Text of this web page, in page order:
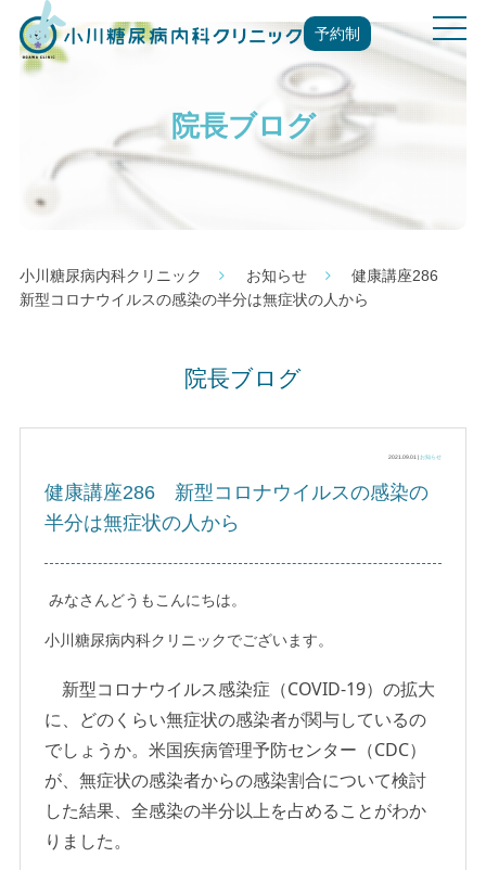
予約制
t
o
g
院長ブログ
小川糖尿病内科クリニック お知らせ
健康講座286
新型コロナウイルスの感染の半分は無症状の人から
院長ブログ
2021.09.01 |お知らせ
健康講座286 新型コロナウイルスの感染の
半分は無症状の人から
みなさんどうもこんにちは。
小川糖尿病内科クリニックでございます。
新型コロナウイルス感染症（COVID-19）の拡大
に、どのくらい無症状の感染者が関与しているの
でしょうか。米国疾病管理予防センター（CDC）
が、無症状の感染者からの感染割合について検討
した結果、全感染の半分以上を占めることがわか
りました。